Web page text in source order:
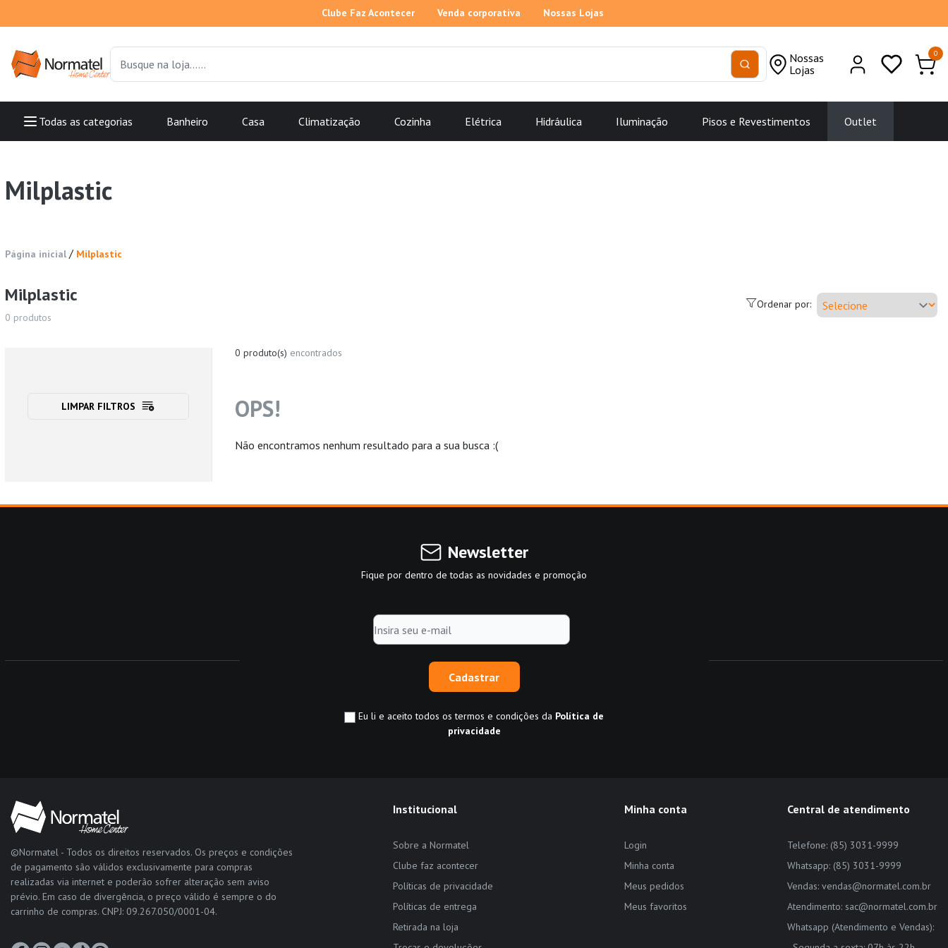
Clube Faz Acontecer Venda corporativa Nossas Lojas
Nossas
Lojas
0
Todas as categorias Banheiro Casa Climatização Cozinha Elétrica Hidráulica Iluminação Pisos e Revestimentos Outlet
Milplastic
Página inicial / Milplastic
Milplastic
0 produtos
Ordenar por:
LIMPAR FILTROS
0 produto(s) encontrados
OPS!
Não encontramos nenhum resultado para a sua busca :(
Newsletter
Fique por dentro de todas as novidades e promoção
Cadastrar
Eu li e aceito todos os termos e condições da Política de
privacidade
©Normatel - Todos os direitos reservados. Os preços e condições
de pagamento são válidos exclusivamente para compras
realizadas via internet e poderão sofrer alteração sem aviso
prévio. Em caso de divergência, o preço válido é sempre o do
carrinho de compras. CNPJ: 09.267.050/0001-04.
Institucional
Sobre a Normatel
Clube faz acontecer
Políticas de privacidade
Políticas de entrega
Retirada na loja
Minha conta
Login
Minha conta
Meus pedidos
Meus favoritos
Central de atendimento
Telefone: (85) 3031-9999
Whatsapp: (85) 3031-9999
Vendas: vendas@normatel.com.br
Atendimento: sac@normatel.com.br
Whatsapp (Atendimento e Vendas):